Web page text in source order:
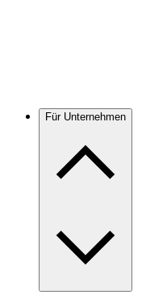
Für Unternehmen